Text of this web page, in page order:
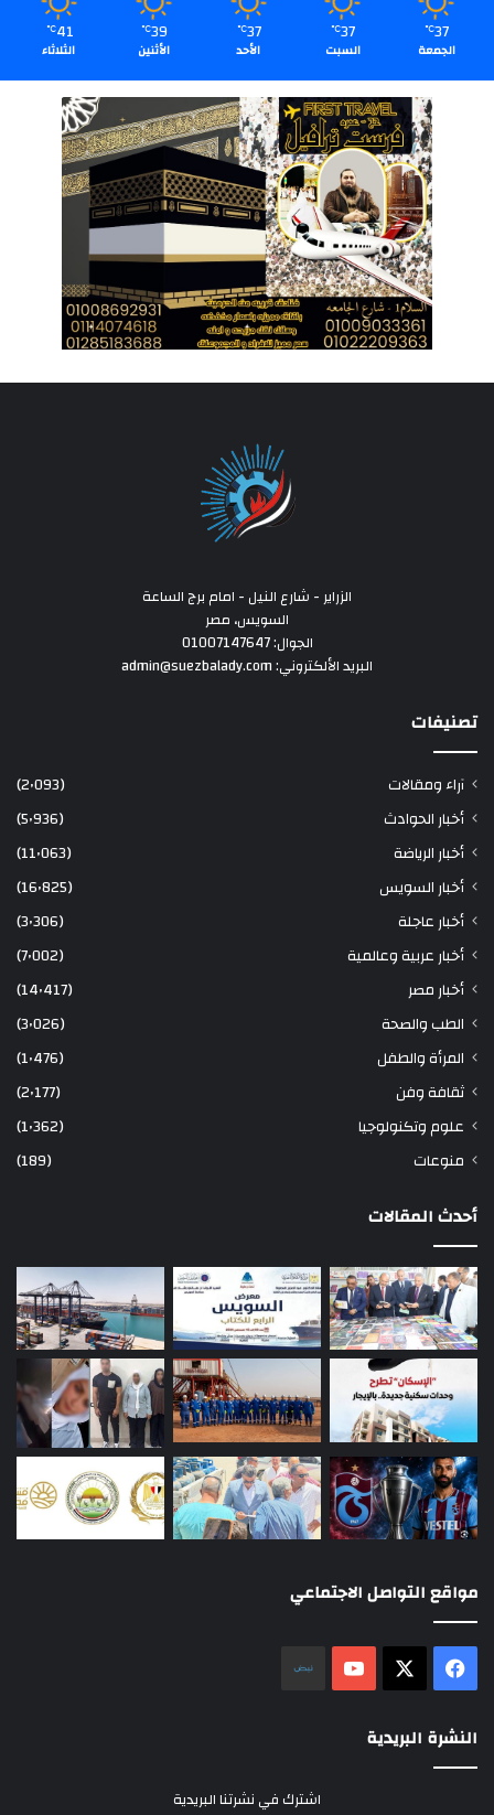
37
℃
الجمعة
37
℃
السبت
37
℃
الأحد
39
℃
الأثنين
41
℃
الثلاثاء
الزراير - شارع النيل - امام برج الساعة
السويس، مصر
الجوال: 01007147647
البريد الألكتروني: admin@suezbalady.com
تصنيفات
آراء ومقالات
(2٬093)
أخبار الحوادث
(5٬936)
أخبار الرياضة
(11٬063)
أخبار السويس
(16٬825)
أخبار عاجلة
(3٬306)
أخبار عربية وعالمية
(7٬002)
أخبار مصر
(14٬417)
الطب والصحة
(3٬026)
المرأة والطفل
(1٬476)
ثقافة وفن
(2٬177)
علوم وتكنولوجيا
(1٬362)
منوعات
(189)
أحدث المقالات
مواقع التواصل الاجتماعي
فيسبوك ‫YouTube
النشرة البريدية
اشترك في نشرتنا البريدية